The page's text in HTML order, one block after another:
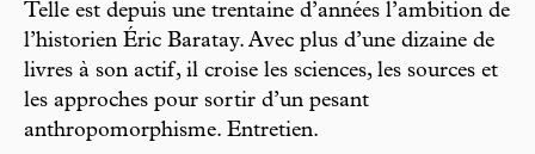
Telle est depuis une trentaine d’années l’ambition de
l’historien Éric Baratay. Avec plus d’une dizaine de
livres à son actif, il croise les sciences, les sources et
les approches pour sortir d’un pesant
anthropomorphisme. Entretien.